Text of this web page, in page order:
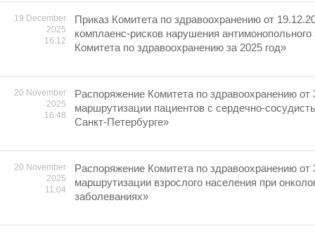
19 December
2025
16:12
Приказ Комитета по здравоохранению от
комплаенс-рисков нарушения антимонопольного
Комитета по здравоохранению за 2025 год»
20 November
2025
16:48
Распоряжение Комитета по здравоохранению
маршрутизации пациентов с сердечно-
Санкт-Петербурге»
20 November
2025
11:04
Распоряжение Комитета по здравоохранению
маршрутизации взрослого населения при
заболеваниях»